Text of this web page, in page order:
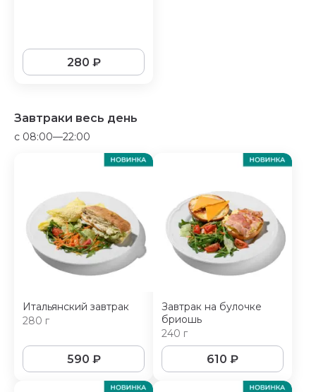
280 ₽
Завтраки весь день
c 08:00—22:00
Итальянский завтрак
280 г
590 ₽
Завтрак на булочке
бриошь
240 г
610 ₽